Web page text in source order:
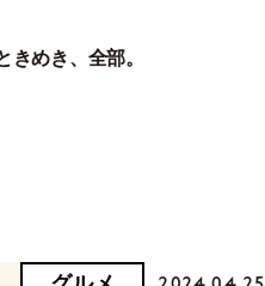
めき、全部。